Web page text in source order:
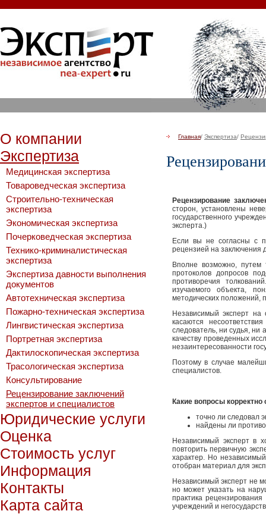
О компании
Экспертиза
Медицинская экспертиза
Товароведческая экспертиза
Строительно-техническая
экспертиза
Экономическая экспертиза
Почерковедческая экспертиза
Технико-криминалистическая
экспертиза
Экспертиза давности выполнения
документов
Автотехническая экспертиза
Пожарно-техническая экспертиза
Лингвистическая экспертиза
Портретная экспертиза
Дактилоскопическая экспертиза
Трасологическая экспертиза
Консультирование
Рецензирование заключений
экспертов и специалистов
Юридические услуги
Оценка
Стоимость услуг
Информация
Контакты
Карта сайта
Главная/ Экспертиза/
Рецензирование
сторон, установлены
государственного
эксперта.)
Если вы не согласны с
рецензией на заключения
Вполне возможно, путем
протоколов допросов
противоречия
изучаемого объекта,
методических положений,
Независимый эксперт на
касаются
следователь, ни судья, ни
качеству проведенных
незаинтересованности
Поэтому в случае
специалистов.
Какие вопросы
точно ли следовал
найдены ли
Независимый эксперт в
повторить первичную
характер. Но
отобран материал для
Независимый эксперт не
но может указать на
практика
учреждений и